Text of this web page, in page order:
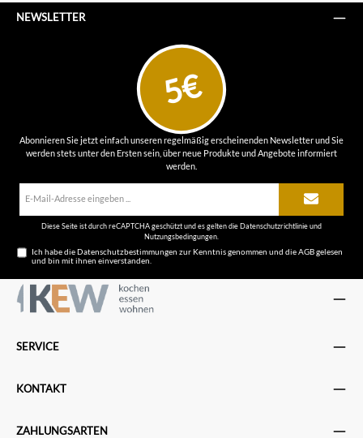
NEWSLETTER
5€
Abonnieren Sie jetzt einfach unseren regelmäßig erscheinenden Newsletter und Sie
werden stets unter den Ersten sein, über neue Produkte und Angebote informiert
werden.
Diese Seite ist durch reCAPTCHA geschützt und es gelten die Datenschutzrichtlinieund
Nutzungsbedingungen.
Ich habe dieDatenschutzbestimmungen zur Kenntnis genommen und dieAGBgelesen
und bin mit ihnen einverstanden.
SERVICE
KONTAKT
ZAHLUNGSARTEN